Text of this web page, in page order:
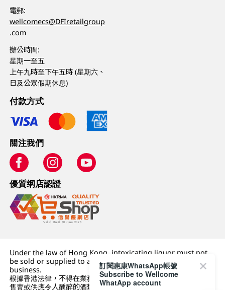
電郵:
wellcomecs@DFIretailgroup
.com
辦公時間:
星期一至五
上午九時至下午五時 (星期六、
日及公眾假期休息)
付款方式
關注我們
優質纲店認證
Under the law of Hong Kong, intoxicating liquor must not
be sold or supplied to a minor (under 18) in the course of
business.
根據香港法律，不得在業務過程中，向未成年人 (18 歲以下人士)
售賣或供應令人醺醉的酒類。
訂閱惠康WhatsApp帳號
Subscribe to Wellcome
WhatApp account